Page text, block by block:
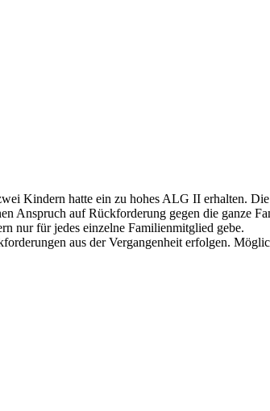
Kindern hatte ein zu hohes ALG II erhalten.
Anspruch auf Rückforderung gegen die ganze
nur für jedes einzelne Familienmitglied gebe.
aus der Vergangenheit erfolgen.